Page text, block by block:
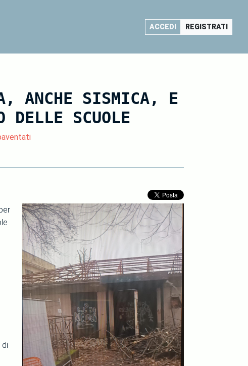
ACCEDI REGISTRATI
ANCHE SISMICA, E
DELLE SCUOLE